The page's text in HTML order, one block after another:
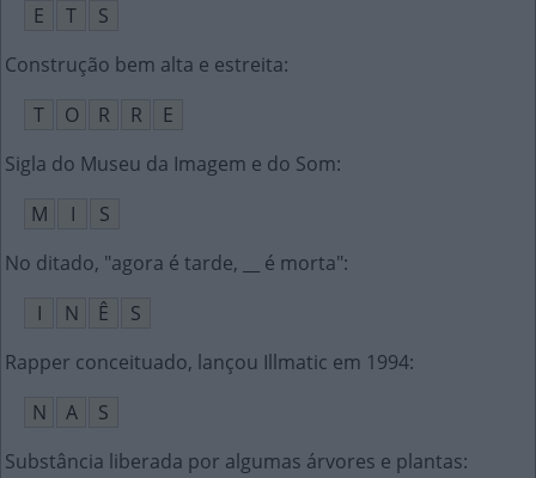
E
T
S
Construção bem alta e estreita:
T
O R R
E
Sigla do Museu da Imagem e do Som:
M
I
S
No ditado, "agora é tarde, __ é morta":
I
N Ê
S
Rapper conceituado, lançou Illmatic em 1994:
N
A
S
Substância liberada por algumas árvores e plantas: